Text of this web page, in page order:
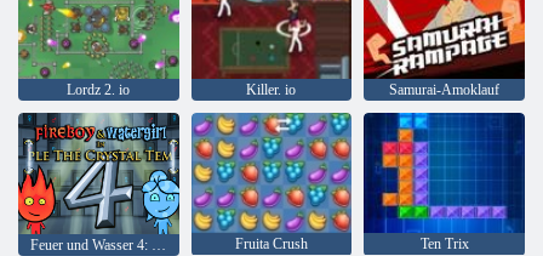
Lordz 2. io Killer. io Samurai-Amoklauf
Feuer und Wasser 4: Kristalltempel Fruita Crush Ten Trix